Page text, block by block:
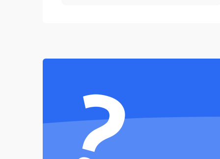
Управление
Корпус/Герметичность